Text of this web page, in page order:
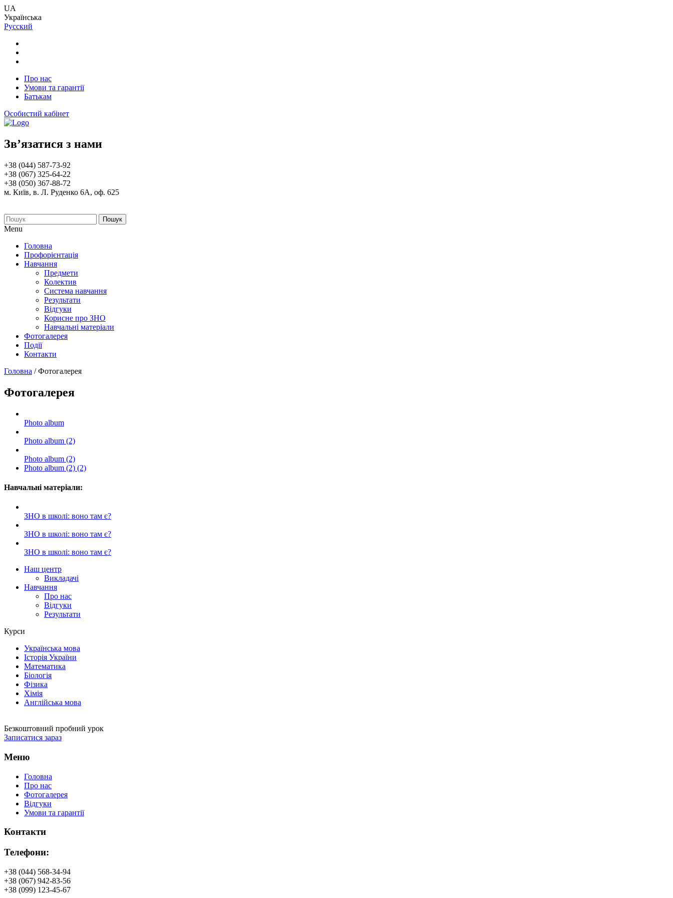
UA
Українська
Русский
Про нас
Умови та гарантії
Батькам
Особистий кабінет
Зв’язатися з нами
+38 (044) 587-73-92
+38 (067) 325-64-22
+38 (050) 367-88-72
м. Київ, в. Л. Руденко 6А, оф. 625
Пошук
Menu
Головна
Профорієнтація
Навчання
Предмети
Колектив
Система навчання
Результати
Відгуки
Корисне про ЗНО
Навчальні матеріали
Фотогалерея
Події
Контакти
Головна /Фотогалерея
Фотогалерея
Photo album
Photo album (2)
Photo album (2)
Photo album (2) (2)
Навчальні матеріали:
ЗНО в школі: воно там є?
ЗНО в школі: воно там є?
ЗНО в школі: воно там є?
Наш центр
Викладачі
Навчання
Про нас
Відгуки
Результати
Курси
Українська мова
Історія України
Математика
Біологія
Фізика
Хімія
Англійська мова
Безкоштовний пробний урок
Записатися зараз
Меню
Головна
Про нас
Фотогалерея
Відгуки
Умови та гарантії
Контакти
Телефони:
+38 (044) 568-34-94
+38 (067) 942-83-56
+38 (099) 123-45-67